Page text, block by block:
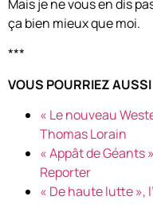
Mais je ne vous en dis
ça bien mieux que moi.
***
VOUS POURRIEZ
« Le nouveau
Thomas Lorain
« Appât de Géants
Reporter
« De haute lutte »,